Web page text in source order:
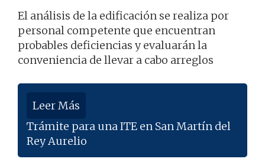
El análisis de la edificación se realiza por
personal competente que encuentran
probables deficiencias y evaluarán la
conveniencia de llevar a cabo arreglos
Leer Más
Trámite para una ITE en San Martín del
Rey Aurelio